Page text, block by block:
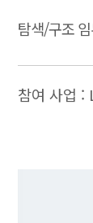
탐색/구조
참여 사업 :